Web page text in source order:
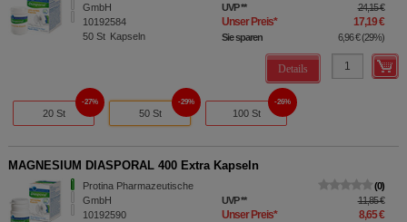
GmbH
10192584
50 St Kapseln
UVP** 24,15 €
Unser Preis* 17,19 €
Sie sparen 6,96 €(29%)
Details
20 St
27%
50 St
29%
100 St
26%
MAGNESIUM DIASPORAL 400 Extra Kapseln
Protina Pharmazeutische
GmbH
10192590
0
UVP** 11,85 €
Unser Preis* 8,65 €